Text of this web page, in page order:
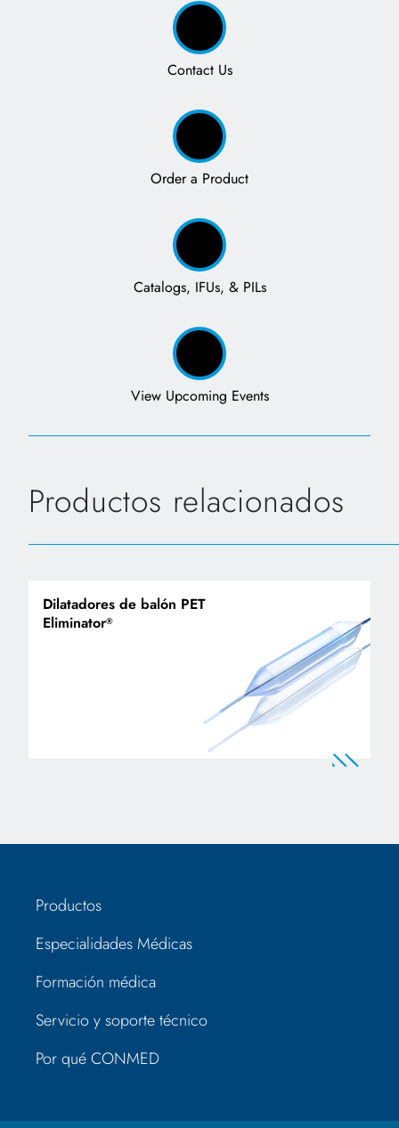
Contact Us
Order a Product
Catalogs, IFUs, & PILs
View Upcoming Events
Productos relacionados
Dilatadores de balón PET
Eliminator®
Productos
Especialidades Médicas
Formación médica
Servicio y soporte técnico
Por qué CONMED